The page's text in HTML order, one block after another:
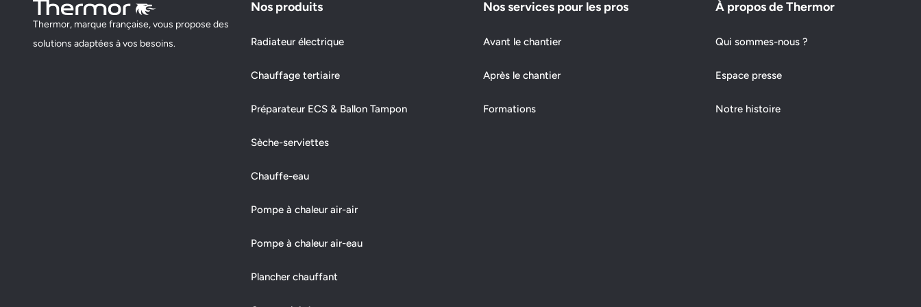
Demander un devis Afficher le numéro
Thermor, marque française, vous propose des
solutions adaptées à vos besoins.
Nos produits
Radiateur électrique
Chauffage tertiaire
Préparateur ECS & Ballon Tampon
Sèche-serviettes
Chauffe-eau
Pompe à chaleur air-air
Pompe à chaleur air-eau
Plancher chauffant
Nos services pour les pros
Avant le chantier
Après le chantier
Formations
À propos de Thermor
Qui sommes-nous ?
Espace presse
Notre histoire